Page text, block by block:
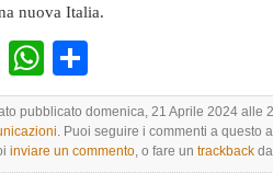
nuova Italia.
EmailWhatsApp
pubblicato domenica, 21 Aprile 2024 alle
. Puoi seguire i commenti a questo
inviare un commento, o fare un trackback